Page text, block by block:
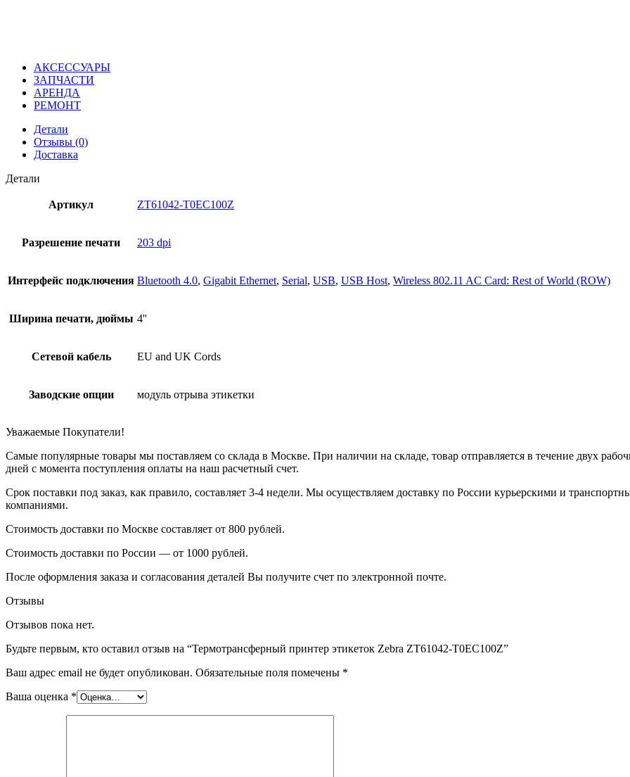
АКСЕССУАРЫ
ЗАПЧАСТИ
АРЕНДА
РЕМОНТ
Детали
Отзывы (0)
Доставка
Детали
Артикул ZT61042-T0EC100Z
Разрешение печати 203 dpi
Интерфейс подключения Bluetooth 4.0, Gigabit Ethernet, Serial, USB, USB Host, Wireless 802.11 AC Card: Rest of World (ROW)
Ширина печати, дюймы 4''
Сетевой кабель EU and UK Cords
Заводские опции модуль отрыва этикетки
Уважаемые Покупатели!
Самые популярные товары мы поставляем со склада в Москве. При наличии на складе, товар отправляется в течение двух
дней с момента поступления оплаты на наш расчетный счет.
Срок поставки под заказ, как правило, составляет 3-4 недели. Мы осуществляем доставку по России курьерскими и
компаниями.
Стоимость доставки по Москве составляет от 800 рублей.
Стоимость доставки по России — от 1000 рублей.
После оформления заказа и согласования деталей Вы получите счет по электронной почте.
Отзывы
Отзывов пока нет.
Будьте первым, кто оставил отзыв на “Термотрансферный принтер этикеток Zebra ZT61042-T0EC100Z”
Ваш адрес email не будет опубликован. Обязательные поля помечены *
Ваша оценка *